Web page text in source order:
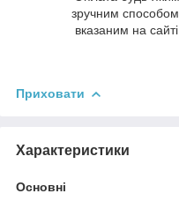
зручним способом,
вказаним на сайті
Приховати
Характеристики
Основні